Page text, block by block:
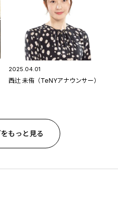
2025.04.01
西辻 未侑（TeNYアナウンサー）
もっと見る